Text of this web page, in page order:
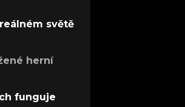
světě
herní
funguje